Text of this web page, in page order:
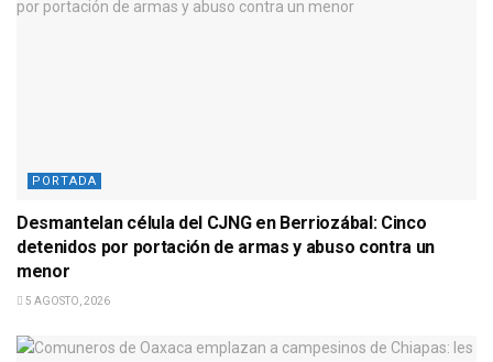
PORTADA
Desmantelan célula del CJNG en Berriozábal: Cinco
detenidos por portación de armas y abuso contra un
menor
5 AGOSTO, 2026